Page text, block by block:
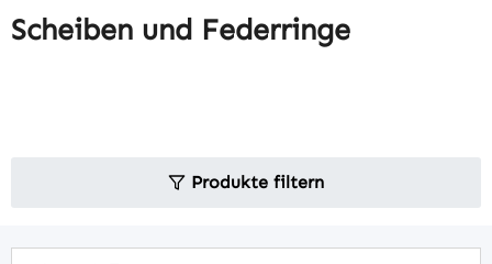
Scheiben und Federringe
Produkte filtern